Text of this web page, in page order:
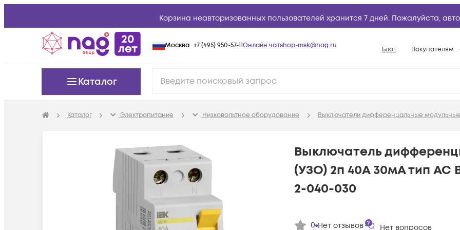
Корзина неавторизованных пользователей хранится 7 дней. Пожалуйста,
Москва +7 (495) 950-57-11Онлайн чатshop-msk@nag.ru Блог Покупателям
Условия
Возврат
Вопросы и
Каталог
Каталог Электропитание Низковольтное оборудование Выключатели дифференцальные модульные
Выключатель
(УЗО) 2п 40А 30мА тип AC
2-040-030
0 Нет отзывов Нет вопросов